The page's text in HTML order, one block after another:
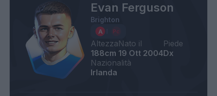
Evan Ferguson
Brighton
Altezza
188cm
Nato il
19 Ott 2004
Piede
Dx
Nazionalità
Irlanda